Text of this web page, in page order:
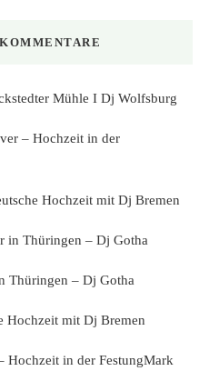
Mühle I Dj Wolfsburg
– Hochzeit in der
Hochzeit mit Dj Bremen
in Thüringen – Dj Gotha
Thüringen – Dj Gotha
Hochzeit mit Dj Bremen
Hochzeit in der FestungMark